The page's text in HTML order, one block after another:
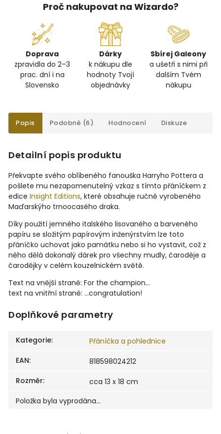
Proč nakupovat na Wizardo?
Doprava
zpravidla do 2–3
prac. dní i na
Slovensko
Dárky
k nákupu dle
hodnoty Tvojí
objednávky
Sbírej Galeony
a ušetři s nimi při
dalším Tvém
nákupu
Popis Podobné (6) Hodnocení Diskuze
Detailní popis produktu
Překvapte svého oblíbeného fanouška Harryho Pottera a
pošlete mu nezapomenutelný vzkaz s tímto přáníčkem z
edice Insight Editions, které obsahuje ručně vyrobeného
Maďarskýho trnoocasého draka.
Díky použití jemného italského lisovaného a barveného
papíru se složitým papírovým inženýrstvím lze toto
přáníčko uchovat jako památku nebo si ho vystavit, což z
něho dělá dokonalý dárek pro všechny mudly, čaroděje a
čarodějky v celém kouzelnickém světě.
Text na vnější straně: For the champion...
text na vnitřní straně: ...congratulation!
Doplňkové parametry
Kategorie:
Přáníčka a pohlednice
EAN:
818598024212
Rozměr:
cca 13 x 18 cm
Položka byla vyprodána…